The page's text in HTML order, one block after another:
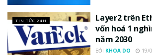
TIN TỨC 24H
Layer2 trên
vốn hoá 1
năm 2030
BỞI KHOA DO 19/